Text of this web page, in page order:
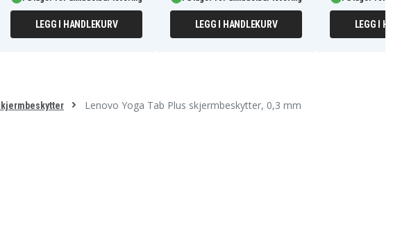
LEGG I HANDLEKURV LEGG I HANDLEKURV LEGG I
Lenovo Yoga Tab Plus skjermbeskytter, 0,3 mm